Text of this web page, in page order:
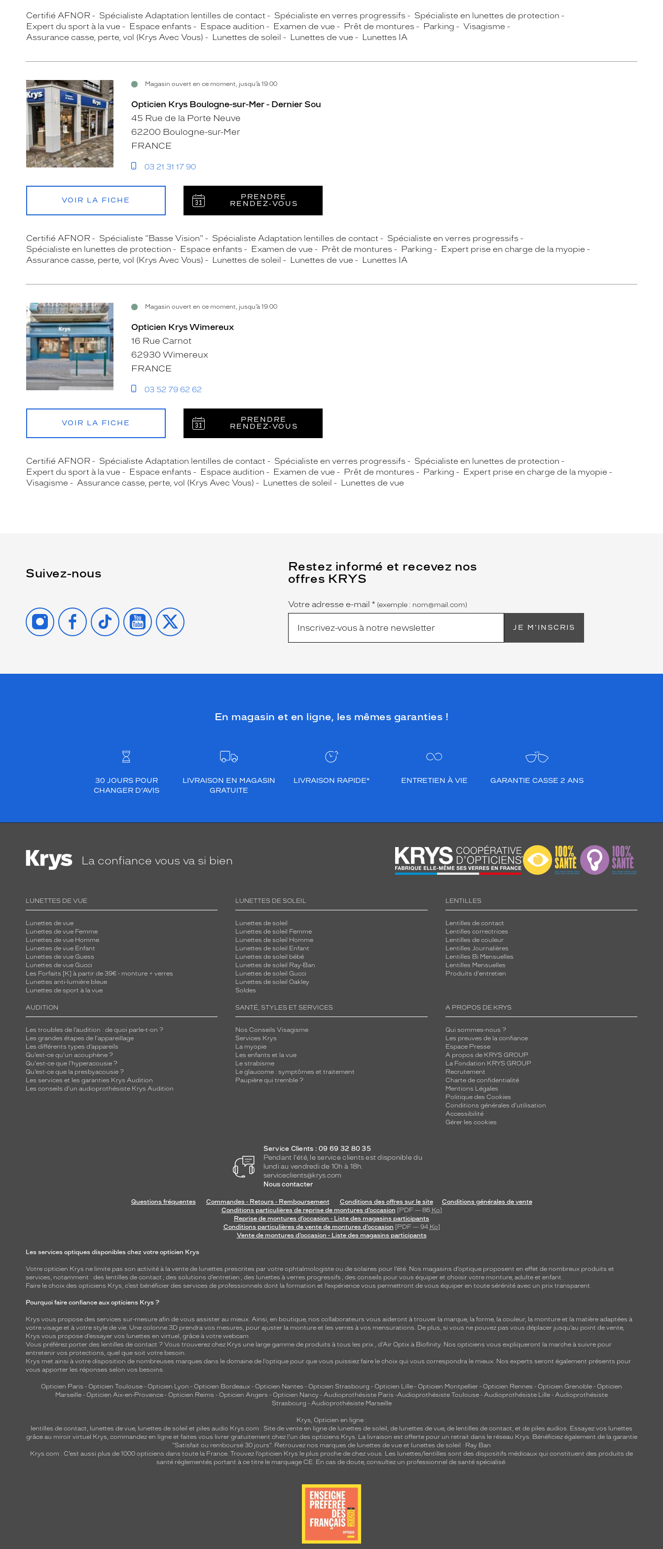
Certifié AFNOR Spécialiste Adaptation lentilles de contact Spécialiste en verres progressifs
Spécialiste en lunettes de protection
Expert du sport à la vue
Espace enfants Espace audition Examen de vue Prêt de montures Parking
Visagisme
Assurance casse, perte, vol (Krys Avec Vous)
Lunettes de soleil Lunettes de vue Lunettes IA
Magasin ouvert en ce moment, jusqu’à 19:00
Opticien Krys Boulogne-sur-Mer - Dernier Sou
45 Rue de la Porte Neuve
62200 Boulogne-sur-Mer
FRANCE
03 21 31 17 90
VOIR LA FICHE
PRENDRE
RENDEZ‑VOUS
Certifié AFNOR Spécialiste "Basse Vision" Spécialiste Adaptation lentilles de contact
Spécialiste en verres progressifs
Spécialiste en lunettes de protection
Espace enfants Examen de vue Prêt de montures Parking
Expert prise en charge de la myopie
Assurance casse, perte, vol (Krys Avec Vous)
Lunettes de soleil Lunettes de vue Lunettes IA
Magasin ouvert en ce moment, jusqu’à 19:00
Opticien Krys Wimereux
16 Rue Carnot
62930 Wimereux
FRANCE
03 52 79 62 62
VOIR LA FICHE
PRENDRE
RENDEZ‑VOUS
Certifié AFNOR Spécialiste Adaptation lentilles de contact Spécialiste en verres progressifs
Spécialiste en lunettes de protection
Expert du sport à la vue
Espace enfants Espace audition Examen de vue Prêt de montures Parking
Expert prise en charge de la myopie
Visagisme
Assurance casse, perte, vol (Krys Avec Vous) Lunettes de soleil Lunettes de vue
Suivez-nous
INSTAGRAMFACEBOOK
TIKTOK YOUTUBE
X
Restez informé et recevez nos
offres KRYS
Name
Votre adresse e-mail *
(Ce
champ
est
obligatoire)
(exemple : nom@mail.com)
JE M'INSCRIS
En magasin et en ligne, les mêmes garanties !
30 JOURS POUR
CHANGER D’AVIS
LIVRAISON EN MAGASIN
GRATUITE
LIVRAISON RAPIDE* ENTRETIEN À VIE GARANTIE CASSE 2 ANS
La confiance vous va si bien
LUNETTES DE VUE
Lunettes de vue
Lunettes de vue Femme
Lunettes de vue Homme
Lunettes de vue Enfant
Lunettes de vue Guess
Lunettes de vue Gucci
Les Forfaits [K] à partir de 39€ - monture + verres
Lunettes anti-lumière bleue
Lunettes de sport à la vue
LUNETTES DE SOLEIL
Lunettes de soleil
Lunettes de soleil Femme
Lunettes de soleil Homme
Lunettes de soleil Enfant
Lunettes de soleil bébé
Lunettes de soleil Ray-Ban
Lunettes de soleil Gucci
Lunettes de soleil Oakley
Soldes
LENTILLES
Lentilles de contact
Lentilles correctrices
Lentilles de couleur
Lentilles Journalières
Lentilles Bi Mensuelles
Lentilles Mensuelles
Produits d'entretien
AUDITION
Les troubles de l’audition : de quoi parle-t-on ?
Les grandes étapes de l'appareillage
Les différents types d’appareils
Qu’est-ce qu'un acouphène ?
Qu'est-ce que l'hyperacousie ?
Qu’est-ce que la presbyacousie ?
Les services et les garanties Krys Audition
Les conseils d'un audioprothésiste Krys Audition
SANTÉ, STYLES ET SERVICES
Nos Conseils Visagisme
Services Krys
La myopie
Les enfants et la vue
Le strabisme
Le glaucome : symptômes et traitement
Paupière qui tremble ?
A PROPOS DE KRYS
Qui sommes-nous ?
Les preuves de la confiance
Espace Presse
A propos de KRYS GROUP
La Fondation KRYS GROUP
Recrutement
Charte de confidentialité
Mentions Légales
Politique des Cookies
Conditions générales d'utilisation
Accessibilité
Gérer les cookies
Service Clients : 09 69 32 80 35
Pendant l'été, le service clients est disponible du
lundi au vendredi de 10h à 18h.
serviceclients@krys.com
Nous contacter
Questions fréquentes Commandes - Retours - Remboursement Conditions des offres sur le site
Conditions générales de vente
Conditions particulières de reprise de montures d’occasion [PDF — 86 Ko]
Reprise de montures d’occasion - Liste des magasins participants
Conditions particulières de vente de montures d’occasion [PDF — 94 Ko]
Vente de montures d’occasion - Liste des magasins participants
Les services optiques disponibles chez votre opticien Krys
Votre opticien Krys ne limite pas son activité à la vente de lunettes prescrites par votre ophtalmologiste ou de solaires pour l’été. Nos magasins d’optique proposent en effet de nombreux produits et
services, notamment : des lentilles de contact ; des solutions d’entretien ; des lunettes à verres progressifs ; des conseils pour vous équiper et choisir votre monture, adulte et enfant.
Faire le choix des opticiens Krys, c’est bénéficier des services de professionnels dont la formation et l’expérience vous permettront de vous équiper en toute sérénité avec un prix transparent.
Pourquoi faire confiance aux opticiens Krys ?
Krys vous propose des services sur-mesure afin de vous assister au mieux. Ainsi, en boutique, nos collaborateurs vous aideront à trouver la marque, la forme, la couleur, la monture et la matière adaptées à
votre visage et à votre style de vie. Une colonne 3D prendra vos mesures, pour ajuster la monture et les verres à vos mensurations. De plus, si vous ne pouvez pas vous déplacer jusqu’au point de vente,
Krys vous propose d’essayer vos lunettes en virtuel, grâce à votre webcam.
Vous préférez porter des lentilles de contact ? Vous trouverez chez Krys une large gamme de produits à tous les prix , d’Air Optix à Biofinity. Nos opticiens vous expliqueront la marche à suivre pour
entretenir vos protections, quel que soit votre besoin.
Krys met ainsi à votre disposition de nombreuses marques dans le domaine de l’optique pour que vous puissiez faire le choix qui vous correspondra le mieux. Nos experts seront également présents pour
vous apporter les réponses selon vos besoins.
Opticien Paris - Opticien Toulouse - Opticien Lyon - Opticien Bordeaux - Opticien Nantes - Opticien Strasbourg - Opticien Lille - Opticien Montpellier - Opticien Rennes - Opticien Grenoble - Opticien
Marseille - Opticien Aix-en-Provence - Opticien Reims - Opticien Angers - Opticien Nancy - Audioprothésiste Paris -Audioprothésiste Toulouse - Audioprothésiste Lille - Audioprothésiste
Strasbourg - Audioprothésiste Marseille
Krys, Opticien en ligne :
lentilles de contact, lunettes de vue, lunettes de soleil et piles audio Krys.com : Site de vente en ligne de lunettes de soleil, de lunettes de vue, de lentilles de contact, et de piles audios. Essayez vos lunettes
grâce au miroir virtuel Krys, commandez en ligne et faites vous livrer gratuitement chez l'un des opticiens Krys. La livraison est offerte pour un retrait dans le réseau Krys. Bénéficiez également de la garantie
"Satisfait ou remboursé 30 jours". Retrouvez nos marques de lunettes de vue et lunettes de soleil : Ray Ban
Krys.com : C’est aussi plus de 1000 opticiens dans toute la France. Trouvez l’opticien Krys le plus proche de chez vous. Les lunettes/lentilles sont des dispositifs médicaux qui constituent des produits de
santé réglementés portant à ce titre le marquage CE. En cas de doute, consultez un professionnel de santé spécialisé.